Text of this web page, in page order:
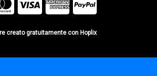
creato gratuitamente con Hoplix